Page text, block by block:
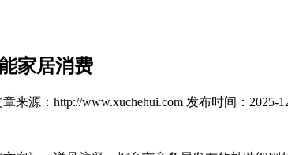
家居消费
章来源：http://www.xuchehui.com 发布时间：2025-